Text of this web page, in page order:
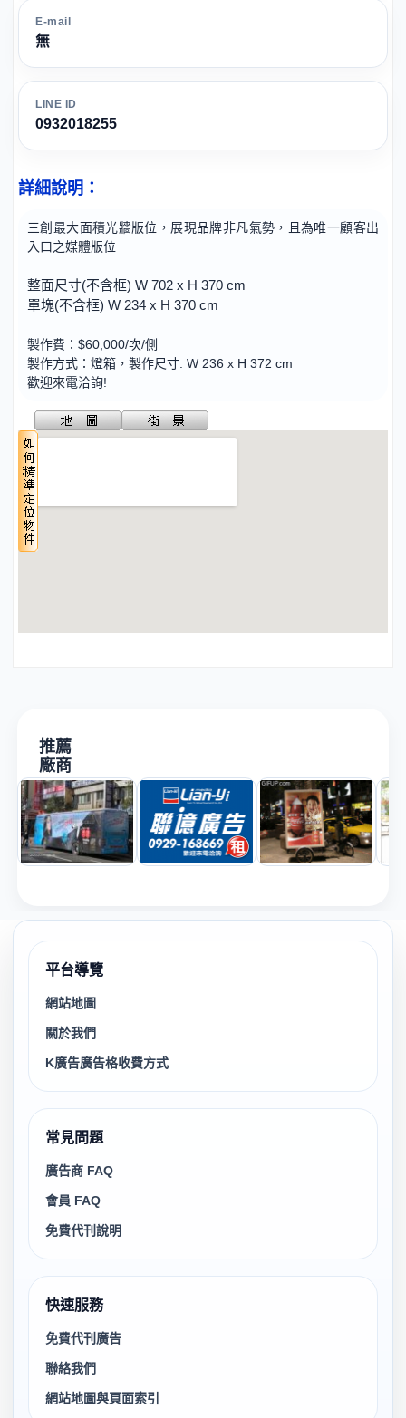
E-mail
無
LINE ID
0932018255
詳細說明：
三創最大面積光牆版位，展現品牌非凡氣勢，且為唯一顧客出
入口之媒體版位
整面尺寸(不含框) W 702 x H 370 cm
單塊(不含框) W 234 x H 370 cm
製作費：$60,000/次/側
製作方式： 燈箱，製作尺寸: W 236 x H 372 cm
歡迎來電洽詢!
推薦
廠商
平台導覽
網站地圖
關於我們
K廣告廣告格收費方式
常見問題
廣告商 FAQ
會員 FAQ
免費代刊說明
快速服務
免費代刊廣告
聯絡我們
網站地圖與頁面索引